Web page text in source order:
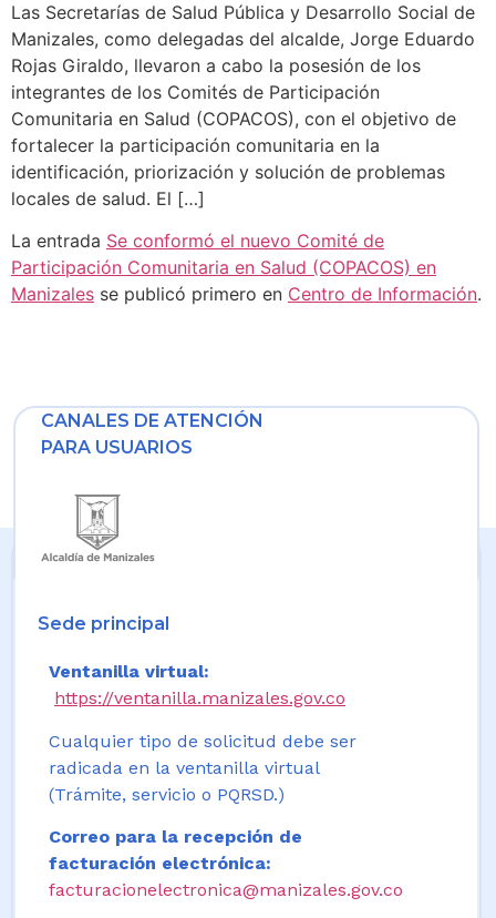
Las Secretarías de Salud Pública y Desarrollo Social de
Manizales, como delegadas del alcalde, Jorge Eduardo
Rojas Giraldo, llevaron a cabo la posesión de los
integrantes de los Comités de Participación
Comunitaria en Salud (COPACOS), con el objetivo de
fortalecer la participación comunitaria en la
identificación, priorización y solución de problemas
locales de salud. El […]
La entrada Se conformó el nuevo Comité de
Participación Comunitaria en Salud (COPACOS) en
Manizales se publicó primero en Centro de Información.
CANALES DE ATENCIÓN
PARA USUARIOS
Sede principal
Ventanilla virtual:
https://ventanilla.manizales.gov.co
Cualquier tipo de solicitud debe ser
radicada en la ventanilla virtual
(Trámite, servicio o PQRSD.)
Correo para la recepción de
facturación electrónica:
facturacionelectronica@manizales.gov.co